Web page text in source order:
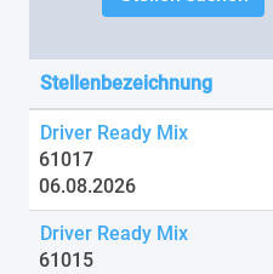
Stellenbezeichnung
Driver Ready Mix
61017
06.08.2026
Driver Ready Mix
61015